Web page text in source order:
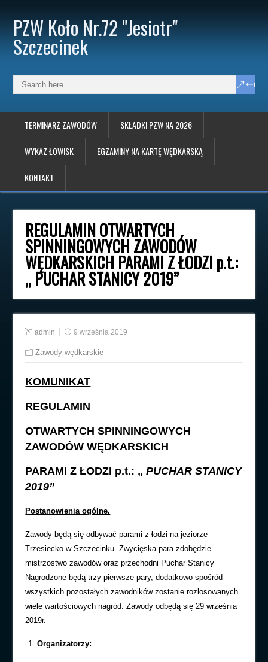
PZW Koło Nr.72 "Jesiotr"
Szczecinek
TERMINARZ ZAWODÓW SKŁADKI PZW NA 2026
WYKAZ ŁOWISK EGZAMINY NA KARTĘ WĘDKARSKĄ
KONTAKT
REGULAMIN OTWARTYCH
SPINNINGOWYCH ZAWODÓW
WĘDKARSKICH PARAMI Z ŁODZI p.t.:
„ PUCHAR STANICY 2019”
admin 9 września 2019
Zawody wędkarskie
KOMUNIKAT
REGULAMIN
OTWARTYCH SPINNINGOWYCH
ZAWODÓW WĘDKARSKICH
PARAMI Z ŁODZI p.t.: „PUCHAR STANICY
2019”
Postanowienia ogólne.
Zawody będą się odbywać parami z łodzi na jeziorze
Trzesiecko w Szczecinku. Zwycięska para zdobędzie
mistrzostwo zawodów oraz przechodni Puchar Stanicy
Nagrodzone będą trzy pierwsze pary, dodatkowo spośród
wszystkich pozostałych zawodników zostanie rozlosowanych
wiele wartościowych nagród. Zawody odbędą się 29 września
2019r.
Organizatorzy: